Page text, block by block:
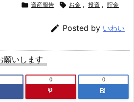
 資産報告  お金 , 投資 , 貯金
 Posted by いわい
願いします
0
B!
0